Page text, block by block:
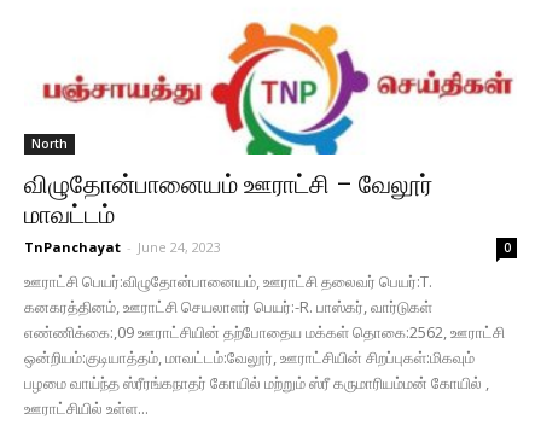
North
விழுதோன்பானையம் ஊராட்சி – வேலூர்
மாவட்டம்
TnPanchayat - June 24, 2023 0
ஊராட்சி பெயர்:விழுதோன்பானையம், ஊராட்சி தலைவர் பெயர்:T.
கனகரத்தினம், ஊராட்சி செயலாளர் பெயர்:-R. பாஸ்கர், வார்டுகள்
எண்ணிக்கை:,09 ஊராட்சியின் தற்போதைய மக்கள் தொகை:2562, ஊராட்சி
ஒன்றியம்:குடியாத்தம், மாவட்டம்:வேலூர், ஊராட்சியின் சிறப்புகள்:மிகவும்
பழமை வாய்ந்த ஸ்ரீரங்கநாதர் கோயில் மற்றும் ஸ்ரீ கருமாரியம்மன் கோயில் ,
ஊராட்சியில் உள்ள...